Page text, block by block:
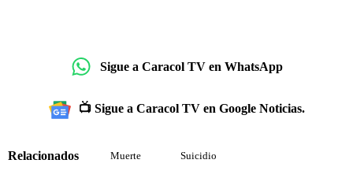
Sigue a Caracol TV en WhatsApp
📺 Sigue a Caracol TV en Google Noticias.
Relacionados Muerte Suicidio